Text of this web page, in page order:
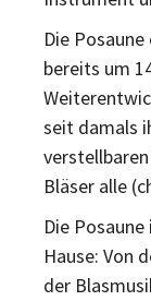
Die
bereits um
seit damals
Bläser alle
Die
Hause: Von
der